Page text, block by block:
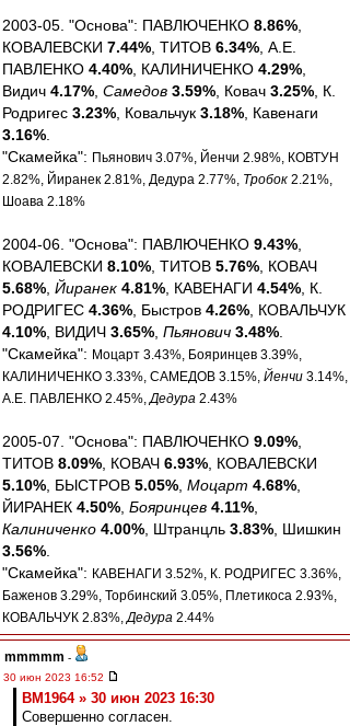
2003-05. "Основа": ПАВЛЮЧЕНКО 8.86%
КОВАЛЕВСКИ 7.44% , ТИТОВ 6.34% , А.Е.
ПАВЛЕНКО 4.40% , КАЛИНИЧЕНКО 4.29%
Видич 4.17% Самедов 3.59% , Ковач 3.25% , К.
Родригес 3.23% , Ковальчук 3.18% , Кавенаги
3.16%
"Скамейка": Пьянович 3.07%, Йенчи 2.98%, КОВТУН
2.82%, Йиранек 2.81%, Дедура 2.77%, Тробок 2.21%,
Шоава 2.18%
2004-06. "Основа": ПАВЛЮЧЕНКО 9.43%
КОВАЛЕВСКИ 8.10% , ТИТОВ 5.76% , КОВАЧ
5.68% Йиранек 4.81% , КАВЕНАГИ 4.54% , К.
РОДРИГЕС 4.36% , Быстров 4.26% , КОВАЛЬЧУК
4.10% , ВИДИЧ 3.65% Пьянович 3.48%
"Скамейка": Моцарт 3.43%, Бояринцев 3.39%,
КАЛИНИЧЕНКО 3.33%, САМЕДОВ 3.15%, Йенчи 3.14%,
А.Е. ПАВЛЕНКО 2.45%,Дедура 2.43%
2005-07. "Основа": ПАВЛЮЧЕНКО 9.09%
ТИТОВ 8.09% , КОВАЧ 6.93% , КОВАЛЕВСКИ
5.10% , БЫСТРОВ 5.05% Моцарт 4.68%
ЙИРАНЕК 4.50% Бояринцев 4.11%
Калиниченко 4.00% , Штранцль 3.83% , Шишкин
3.56%
"Скамейка": КАВЕНАГИ 3.52%, К. РОДРИГЕС 3.36%,
Баженов 3.29%, Торбинский 3.05%, Плетикоса 2.93%,
КОВАЛЬЧУК 2.83%,Дедура 2.44%
mmmmm -
30 июн 2023 16:52
BM1964 » 30 июн 2023 16:30
Совершенно согласен.